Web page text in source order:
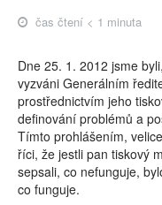
čas čtení < 1 minuta
Dne 25. 1. 2012 jsme
vyzváni Generálním
prostřednictvím jeho
definování problémů a
Tímto prohlášením,
říci, že jestli pan tiskový
sepsali, co nefunguje,
co funguje.